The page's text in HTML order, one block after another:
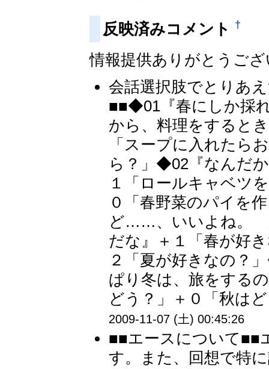
反映済みコメント †
情報提供ありがとうご
会話選択肢でとりあ
■■◆01『春にしか採
から、料理をすると
「スープに入れたら
ら？」◆02『なんだ
１「ロールキャベツ
０「春野菜のパイを
ど……、いいよね。
だな』＋１「春が好
２「夏が好きなの？
ぱり冬は、旅をする
どう？」＋０「秋は
2009-11-07 (土) 00:45:26
■■エースについて■■
す。また、回想で特